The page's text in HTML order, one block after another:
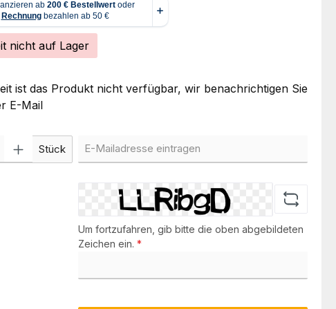
nicht auf Lager
ist das Produkt nicht verfügbar, wir benachrichtigen Sie
E-Mail
Stück
Um fortzufahren, gib bitte die oben abgebildeten
Zeichen ein. *